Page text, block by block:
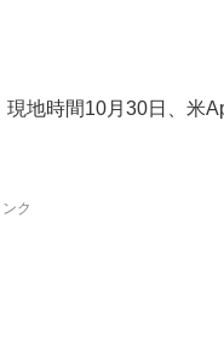
地時間10月30日、米
ク